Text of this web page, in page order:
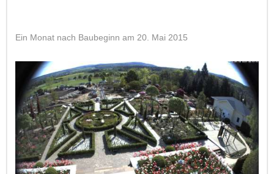
Ein Monat nach Baubeginn am 20. Mai 2015